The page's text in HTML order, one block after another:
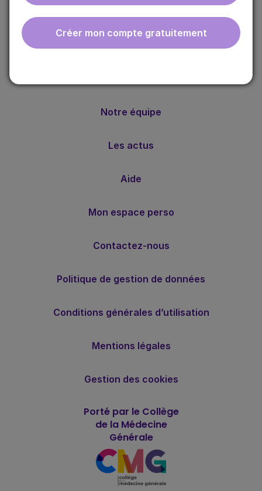
Créer mon compte gratuitement
ebmfrance est une base de connaissances médicales
gratuite adaptée à la pratique de la médecine générale.
Notre équipe
Les actus
Aide
Mon espace perso
Contactez-nous
Politique de gestion de données
Conditions générales d’utilisation
Mentions légales
Gestion des cookies
Porté par le Collège
de la Médecine
Générale